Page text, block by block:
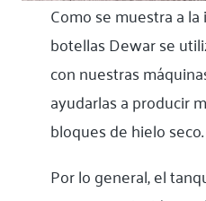
Como se muestra a
botellas Dewar se
con nuestras
ayudarlas a producir
bloques de hielo seco.
Por lo general, el